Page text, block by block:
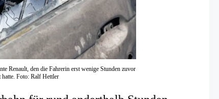
Renault, den die Fahrerin erst wenige Stunden zuvor
hatte. Foto: Ralf Hettler